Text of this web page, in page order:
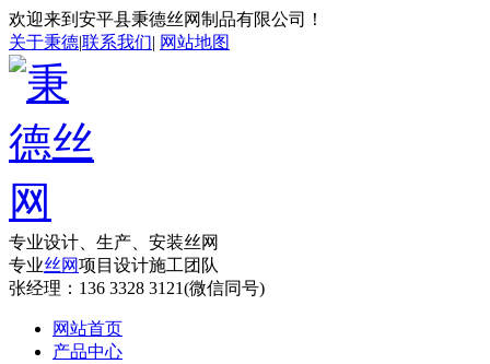
欢迎来到安平县秉德丝网制品有限公司！
关于秉德|联系我们| 网站地图
专业设计、生产、安装丝网
专业丝网项目设计施工团队
张经理： 136 3328 3121(微信同号)
网站首页
产品中心